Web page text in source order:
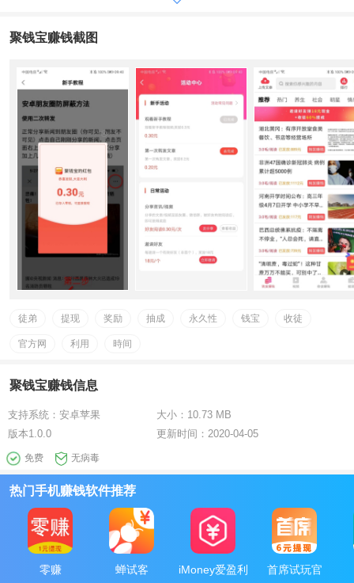
2.收徒奖励最大18元/人，也有二代总计30%+30%分为奖励，徒
3.永久性低门坎提现，满五元可申请办理，手机微信或支付宝钱
【联络官方网】
聚钱宝官方网在线客服QQ：213634217
聚钱宝赚钱截图
徒弟 提现 奖励 抽成 永久性 钱宝 收徒
官方网 利用 時间
聚钱宝赚钱信息
支持系统： 安卓苹果 大小： 10.73 MB
版本1.0.0 更新时间：2020-04-05
免费 无病毒
热门手机赚钱软件推荐
零赚 蝉试客 iMoney爱盈利 首席试玩官